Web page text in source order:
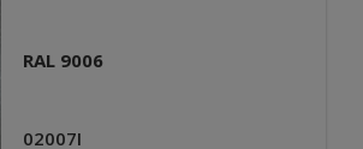
RAL 9006
02007I